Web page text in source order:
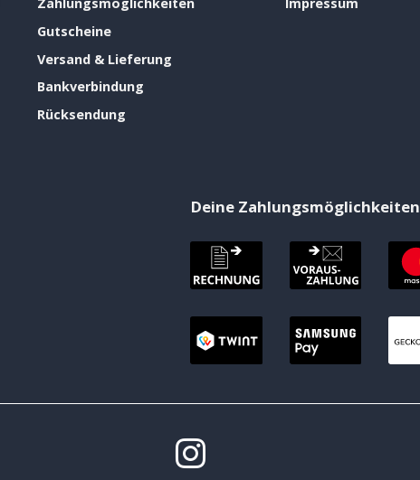
Zahlungsmöglichkeiten
Gutscheine
Versand & Lieferung
Bankverbindung
Rücksendung
Impressum
Deine Zahlungsmöglichkeiten